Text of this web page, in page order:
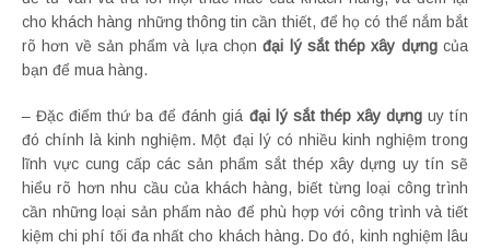
cho khách hàng những thông tin cần thiết, để họ có thể nắm bắt
rõ hơn về sản phẩm và lựa chọnđại lý sắt thép xây dựngcủa
bạn để mua hàng.
– Đặc điểm thứ ba để đánh giá đại lý sắt thép xây dựng uy tín
đó chính là kinh nghiệm. Một đại lý có nhiều kinh nghiệm trong
lĩnh vực cung cấp các sản phẩm sắt thép xây dựng uy tín sẽ
hiểu rõ hơn nhu cầu của khách hàng, biết từng loại công trình
cần những loại sản phẩm nào để phù hợp với công trình và tiết
kiệm chi phí tối đa nhất cho khách hàng. Do đó, kinh nghiệm lâu